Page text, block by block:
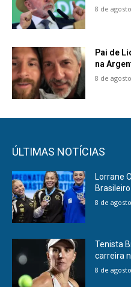
8 de
Pai de
na
8 de
ÚLTIMAS NOTÍCIAS
Lorrane
8 de
Tenista
carreira
8 de